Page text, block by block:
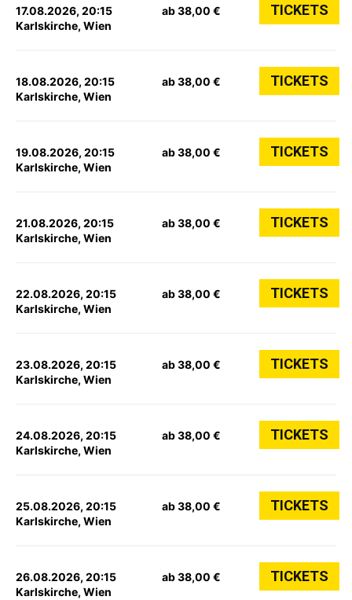
17.08.2026, 20:15
Karlskirche, Wien
ab 38,00 € TICKETS
18.08.2026, 20:15
Karlskirche, Wien
ab 38,00 € TICKETS
19.08.2026, 20:15
Karlskirche, Wien
ab 38,00 € TICKETS
21.08.2026, 20:15
Karlskirche, Wien
ab 38,00 € TICKETS
22.08.2026, 20:15
Karlskirche, Wien
ab 38,00 € TICKETS
23.08.2026, 20:15
Karlskirche, Wien
ab 38,00 € TICKETS
24.08.2026, 20:15
Karlskirche, Wien
ab 38,00 € TICKETS
25.08.2026, 20:15
Karlskirche, Wien
ab 38,00 € TICKETS
26.08.2026, 20:15
Karlskirche, Wien
ab 38,00 € TICKETS